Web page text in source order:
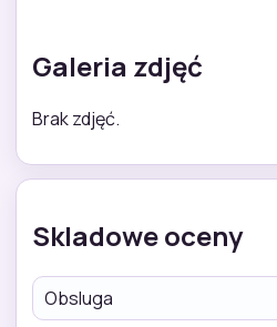
Galeria zdjęć
Brak zdjęć.
Skladowe oceny
Obsluga